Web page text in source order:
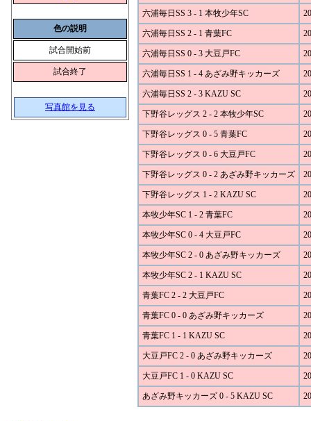
色の説明
試合開始前
試合終了
写真館を見る
六浦毎日SS 3 - 1 本牧少年SC
六浦毎日SS 2 - 1 青葉FC
六浦毎日SS 0 - 3 大豆戸FC
六浦毎日SS 1 - 4 あざみ野キッカーズ
六浦毎日SS 2 - 3 KAZU SC
下野谷レッグス 2 - 2 本牧少年SC
下野谷レッグス 0 - 5 青葉FC
下野谷レッグス 0 - 6 大豆戸FC
下野谷レッグス 0 - 2 あざみ野キッカーズ
下野谷レッグス 1 - 2 KAZU SC
本牧少年SC 1 - 2 青葉FC
本牧少年SC 0 - 4 大豆戸FC
本牧少年SC 2 - 0 あざみ野キッカーズ
本牧少年SC 2 - 1 KAZU SC
青葉FC 2 - 2 大豆戸FC
青葉FC 0 - 0 あざみ野キッカーズ
青葉FC 1 - 1 KAZU SC
大豆戸FC 2 - 0 あざみ野キッカーズ
大豆戸FC 1 - 0 KAZU SC
あざみ野キッカーズ 0 - 5 KAZU SC